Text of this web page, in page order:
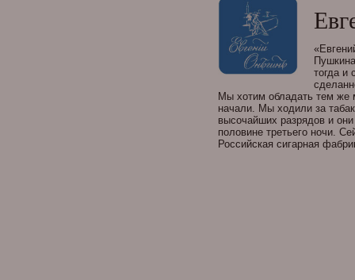
тогда и
Мы хотим обладать тем же
начали. Мы ходили за
высочайших разрядов и
половине третьего ночи.
Российская сигарная